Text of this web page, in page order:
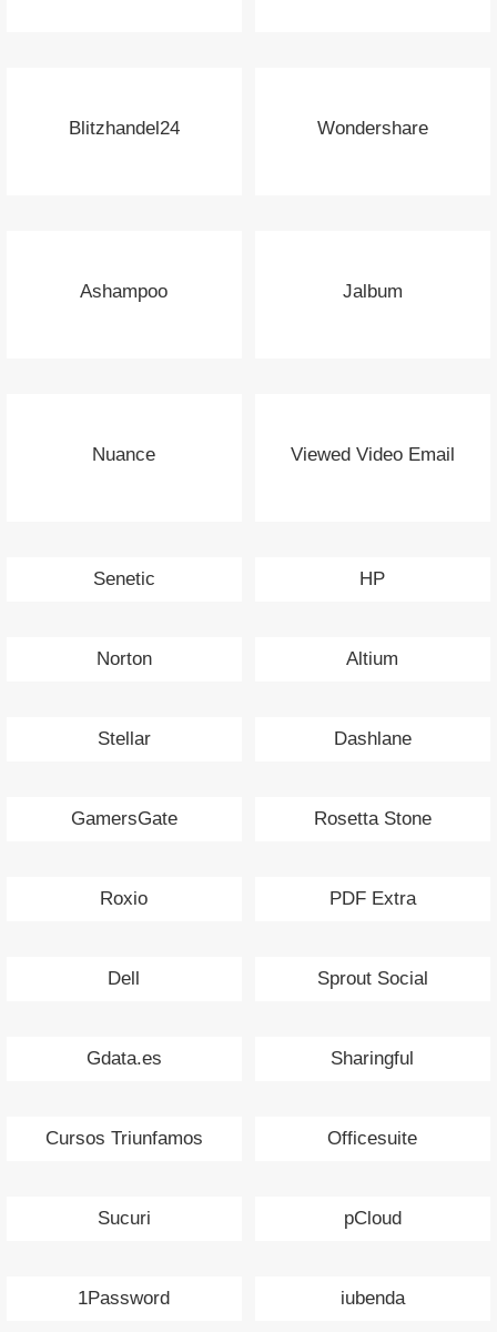
Blitzhandel24 Wondershare
Ashampoo Jalbum
Nuance Viewed Video Email
Senetic HP
Norton Altium
Stellar Dashlane
GamersGate Rosetta Stone
Roxio PDF Extra
Dell Sprout Social
Gdata.es Sharingful
Cursos Triunfamos Officesuite
Sucuri pCloud
1Password iubenda